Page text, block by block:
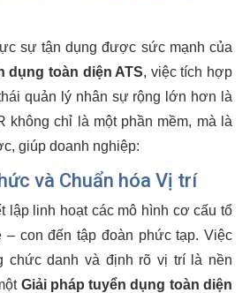
sự tận dụng được sức mạnh của
dụng toàn diện ATS, việc tích hợp
quản lý nhân sự rộng lớn hơn là
không chỉ là một phần mềm, mà là
giúp doanh nghiệp:
và Chuẩn hóa Vị trí
lập linh hoạt các mô hình cơ cấu tổ
– con đến tập đoàn phức tạp. Việc
chức danh và định rõ vị trí là nền
Giải pháp tuyển dụng toàn diện